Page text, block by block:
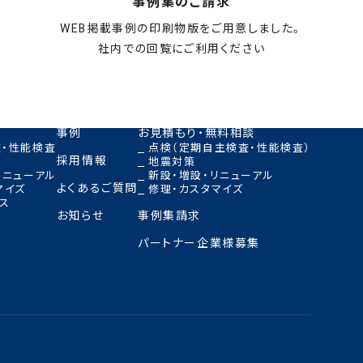
WEB掲載事例の印刷物版をご用意しました。
社内での回覧にご利用ください
性能検査
ューアル
イズ
事例
採用情報
よくあるご質問
お知らせ
お見積もり・無料相談
点検（定期自主検査・性能検査）
地震対策
新設・増設・リニューアル
修理・カスタマイズ
事例集請求
パートナー企業様募集